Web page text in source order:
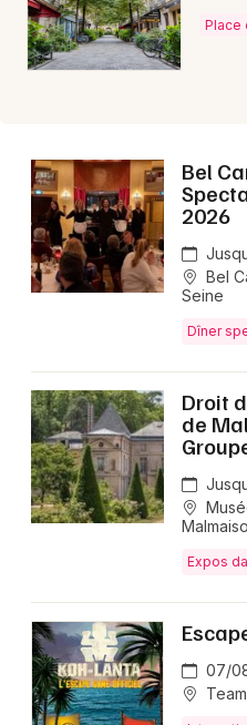
Choisir mes départements
Mon email
Je
Place
Bel
2026
Bel
Seine
Dîner
Droit
de
Expos
07/